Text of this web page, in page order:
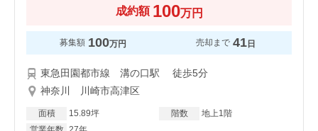
成約額 100万円
募集額 100万円 売却まで 41日
東急田園都市線 溝の口駅 徒歩5分
神奈川 川崎市高津区
面積 15.89坪 階数
地上1階